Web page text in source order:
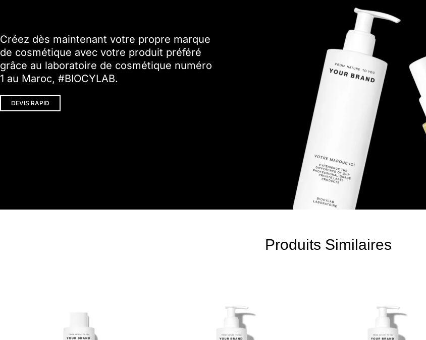
Créez dès maintenant votre propre marque
de cosmétique avec votre produit préféré
grâce au laboratoire de cosmétique numéro
1 au Maroc, #BIOCYLAB.
DEVIS RAPID
Produits Similaires